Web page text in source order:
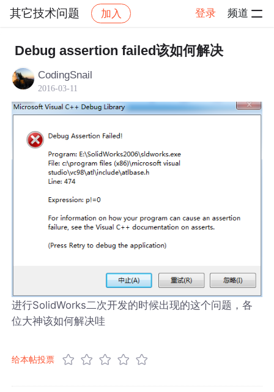
其它技术问题 加入 登录 频道
社区 其它技术问题 帖子详情
Debug assertion failed该如何解决
CodingSnail
2016-03-11
进行SolidWorks二次开发的时候出现的这个问题，各
位大神该如何解决哇
给本帖投票